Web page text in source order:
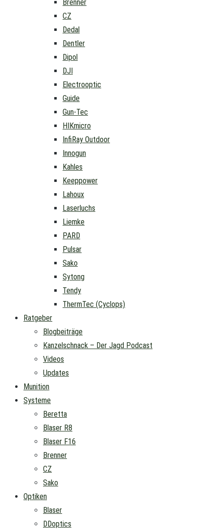
Brenner
CZ
Dedal
Dentler
Dipol
DJI
Electrooptic
Guide
Gun-Tec
HIKmicro
InfiRay Outdoor
Innogun
Kahles
Keeppower
Lahoux
Laserluchs
Liemke
PARD
Pulsar
Sako
Sytong
Tendy
ThermTec (Cyclops)
Ratgeber
Blogbeiträge
Kanzelschnack – Der Jagd Podcast
Videos
Updates
Munition
Systeme
Beretta
Blaser R8
Blaser F16
Brenner
CZ
Sako
Optiken
Blaser
DDoptics